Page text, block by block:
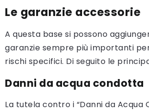
Le garanzie accessorie
A questa base si possono
garanzie sempre più importanti
rischi specifici. Di seguito le
Danni da acqua condotta
La tutela contro i “Danni da Acqua